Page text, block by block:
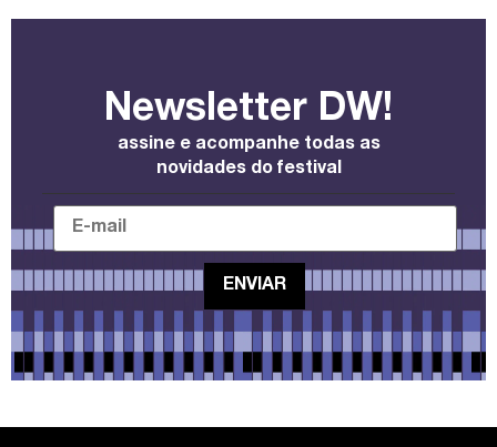
Newsletter DW!
assine e acompanhe todas as
novidades do festival